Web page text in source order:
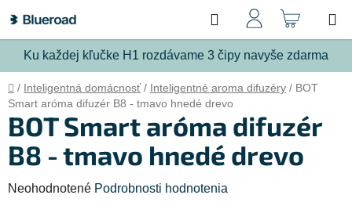
na
obsah
Ku každej kľučke H1 rozdávame 3 čipy navyše zdarma
Hľadať
Domov
/ Inteligentná domácnosť / Inteligentné aroma difuzéry / BOT
Smart aróma difuzér B8 - tmavo hnedé drevo
BOT Smart aróma difuzér
B8 - tmavo hnedé drevo
Priemerné
Neohodnotené Podrobnosti hodnotenia